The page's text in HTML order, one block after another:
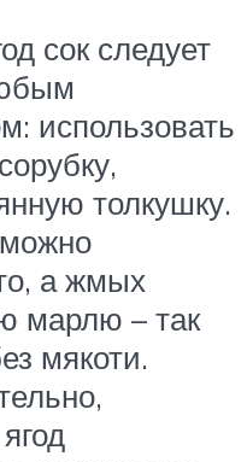
сок следует
использовать
толкушку.
а жмых
марлю – так
мякоти.